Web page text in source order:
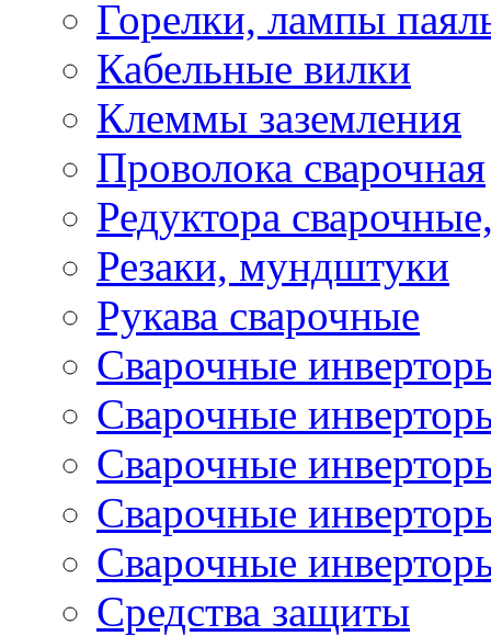
Горелки, лампы
Кабельные вилки
Клеммы заземления
Проволока сварочная
Редуктора
Резаки, мундштуки
Рукава сварочные
Сварочные
Сварочные
Сварочные
Сварочные
Сварочные
Средства защиты